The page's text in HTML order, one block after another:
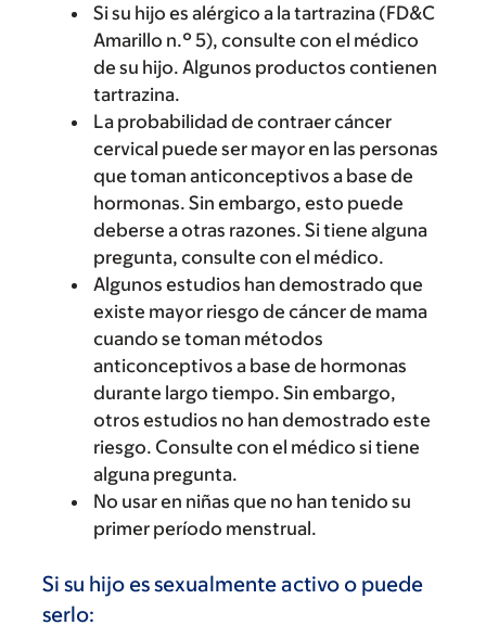
Si su hijo es alérgico a la tartrazina (FD&C
Amarillo n.º 5), consulte con el médico
de su hijo. Algunos productos contienen
tartrazina.
La probabilidad de contraer cáncer
cervical puede ser mayor en las personas
que toman anticonceptivos a base de
hormonas. Sin embargo, esto puede
deberse a otras razones. Si tiene alguna
pregunta, consulte con el médico.
Algunos estudios han demostrado que
existe mayor riesgo de cáncer de mama
cuando se toman métodos
anticonceptivos a base de hormonas
durante largo tiempo. Sin embargo,
otros estudios no han demostrado este
riesgo. Consulte con el médico si tiene
alguna pregunta.
No usar en niñas que no han tenido su
primer período menstrual.
Si su hijo es sexualmente activo o puede
serlo: